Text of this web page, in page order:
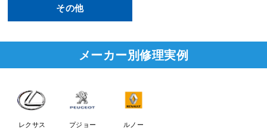
その他
メーカー別修理実例
レクサス プジョー ルノー